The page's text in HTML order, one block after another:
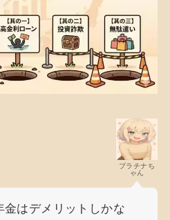
プラチナち
ゃん
はデメリットしかな